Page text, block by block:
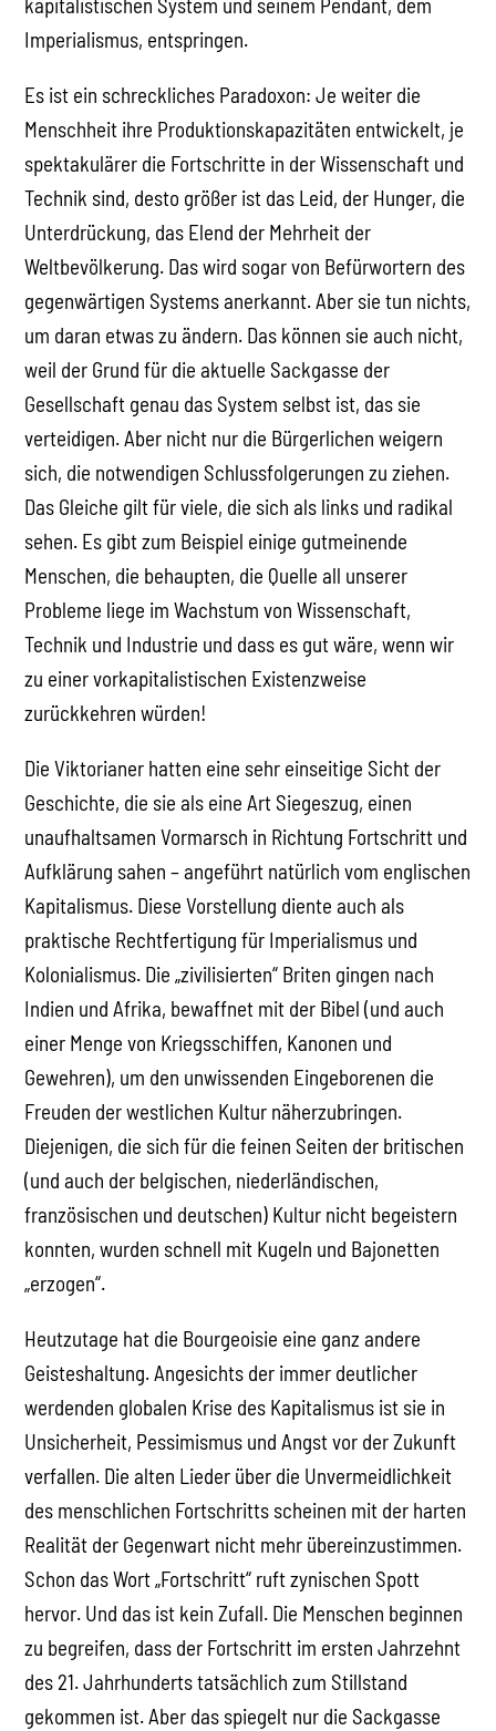
kapitalistischen System und seinem Pendant, dem
Imperialismus, entspringen.
Es ist ein schreckliches Paradoxon: Je weiter die
Menschheit ihre Produktionskapazitäten entwickelt, je
spektakulärer die Fortschritte in der Wissenschaft und
Technik sind, desto größer ist das Leid, der Hunger, die
Unterdrückung, das Elend der Mehrheit der
Weltbevölkerung. Das wird sogar von Befürwortern des
gegenwärtigen Systems anerkannt. Aber sie tun nichts,
um daran etwas zu ändern. Das können sie auch nicht,
weil der Grund für die aktuelle Sackgasse der
Gesellschaft genau das System selbst ist, das sie
verteidigen. Aber nicht nur die Bürgerlichen weigern
sich, die notwendigen Schlussfolgerungen zu ziehen.
Das Gleiche gilt für viele, die sich als links und radikal
sehen. Es gibt zum Beispiel einige gutmeinende
Menschen, die behaupten, die Quelle all unserer
Probleme liege im Wachstum von Wissenschaft,
Technik und Industrie und dass es gut wäre, wenn wir
zu einer vorkapitalistischen Existenzweise
zurückkehren würden!
Die Viktorianer hatten eine sehr einseitige Sicht der
Geschichte, die sie als eine Art Siegeszug, einen
unaufhaltsamen Vormarsch in Richtung Fortschritt und
Aufklärung sahen – angeführt natürlich vom englischen
Kapitalismus. Diese Vorstellung diente auch als
praktische Rechtfertigung für Imperialismus und
Kolonialismus. Die „zivilisierten“ Briten gingen nach
Indien und Afrika, bewaffnet mit der Bibel (und auch
einer Menge von Kriegsschiffen, Kanonen und
Gewehren), um den unwissenden Eingeborenen die
Freuden der westlichen Kultur näherzubringen.
Diejenigen, die sich für die feinen Seiten der britischen
(und auch der belgischen, niederländischen,
französischen und deutschen) Kultur nicht begeistern
konnten, wurden schnell mit Kugeln und Bajonetten
„erzogen“.
Heutzutage hat die Bourgeoisie eine ganz andere
Geisteshaltung. Angesichts der immer deutlicher
werdenden globalen Krise des Kapitalismus ist sie in
Unsicherheit, Pessimismus und Angst vor der Zukunft
verfallen. Die alten Lieder über die Unvermeidlichkeit
des menschlichen Fortschritts scheinen mit der harten
Realität der Gegenwart nicht mehr übereinzustimmen.
Schon das Wort „Fortschritt“ ruft zynischen Spott
hervor. Und das ist kein Zufall. Die Menschen beginnen
zu begreifen, dass der Fortschritt im ersten Jahrzehnt
des 21. Jahrhunderts tatsächlich zum Stillstand
gekommen ist. Aber das spiegelt nur die Sackgasse